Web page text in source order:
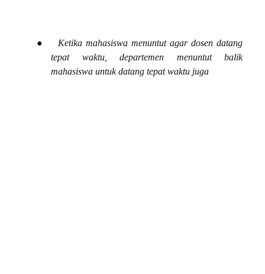
●
Ketika mahasiswa menuntut agar dosen datang
tepat waktu, departemen menuntut balik
mahasiswa untuk datang tepat waktu juga